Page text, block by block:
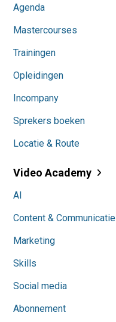
Agenda
Mastercourses
Trainingen
Opleidingen
Incompany
Sprekers boeken
Locatie & Route
Video Academy
AI
Content & Communicatie
Marketing
Skills
Social media
Abonnement